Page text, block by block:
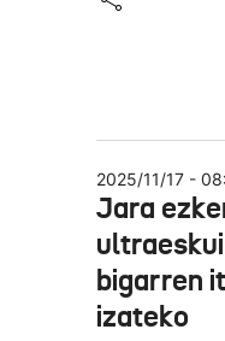
2025/11/17 -
Jara
bigarren
izateko